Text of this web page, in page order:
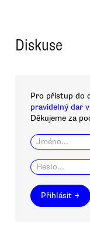
Diskuse
Pro přístup do
pravidelný dar
Děkujeme za
Přihlásit →